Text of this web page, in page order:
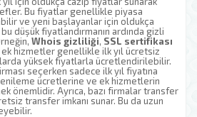
Bu fiyatlar genellikle piyasa
ve yeni başlayanlar için oldukça
düşük fiyatlandırmanın ardında gizli
Whois gizliliği, SSL sertifikası
hizmetler genellikle ilk yıl ücretsiz
yüksek fiyatlarla ücretlendirilebilir.
seçerken sadece ilk yıl fiyatına
ücretlerine ve ek hizmetlerin
önemlidir. Ayrıca, bazı firmalar transfer
transfer imkanı sunar. Bu da uzun